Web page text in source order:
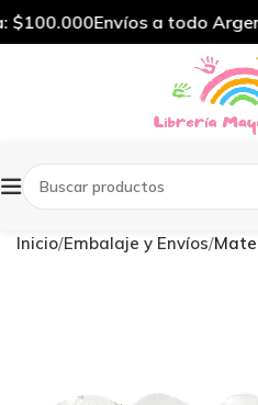
Inicio Embalaje y Envíos
Envíos a todo